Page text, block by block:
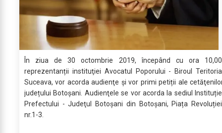
În ziua de 30 octombrie 2019, începând cu ora
reprezentanții instituţiei Avocatul Poporului - Biroul
Suceava, vor acorda audienţe și vor primi petiții ale
județului Botoșani. Audienţele se vor acorda la sediul
Prefectului - Judeţul Botoşani din Botoșani, Piața
nr.1-3.